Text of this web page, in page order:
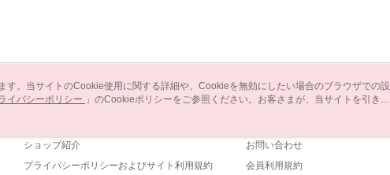
会社概要
ショップ紹介
プライバシーポリシーおよびサイト利用規約
カスタマーサービス
お問い合わせ
会員利用規約
す。当サイトのCookie使用に関する詳細や、Cookieを無効にしたい場合のブラウザでの設
イバシーポリシー 」のCookieポリシーをご参照ください。お客さまが、当サイトを引き続